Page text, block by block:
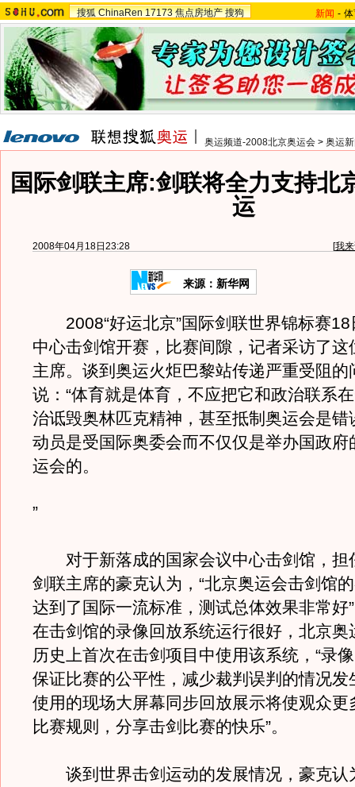
搜狐 ChinaRen 17173 焦点房地产 搜狗 新闻 -
奥运频道-2008北京奥运会 > 奥运
国际剑联主席:剑联将全力支持北
运
2008年04月18日23:28 [我
来源：新华网
2008“好运北京”国际剑联世界锦标赛18
中心击剑馆开赛，比赛间隙，记者采访了这
主席。谈到奥运火炬巴黎站传递严重受阻的
说：“体育就是体育，不应把它和政治联系
治诋毁奥林匹克精神，甚至抵制奥运会是错
动员是受国际奥委会而不仅仅是举办国政府
运会的。
”
对于新落成的国家会议中心击剑馆，担
剑联主席的豪克认为，“北京奥运会击剑馆
达到了国际一流标准，测试总体效果非常好
在击剑馆的录像回放系统运行很好，北京奥
历史上首次在击剑项目中使用该系统，“录
保证比赛的公平性，减少裁判误判的情况发
使用的现场大屏幕同步回放展示将使观众更
比赛规则，分享击剑比赛的快乐”。
谈到世界击剑运动的发展情况，豪克认